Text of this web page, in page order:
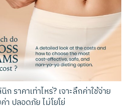
ราคาเท่าไหร่? เจาะลึกค่าใช้จ่าย
า ปลอดภัย ไม่โยโย่